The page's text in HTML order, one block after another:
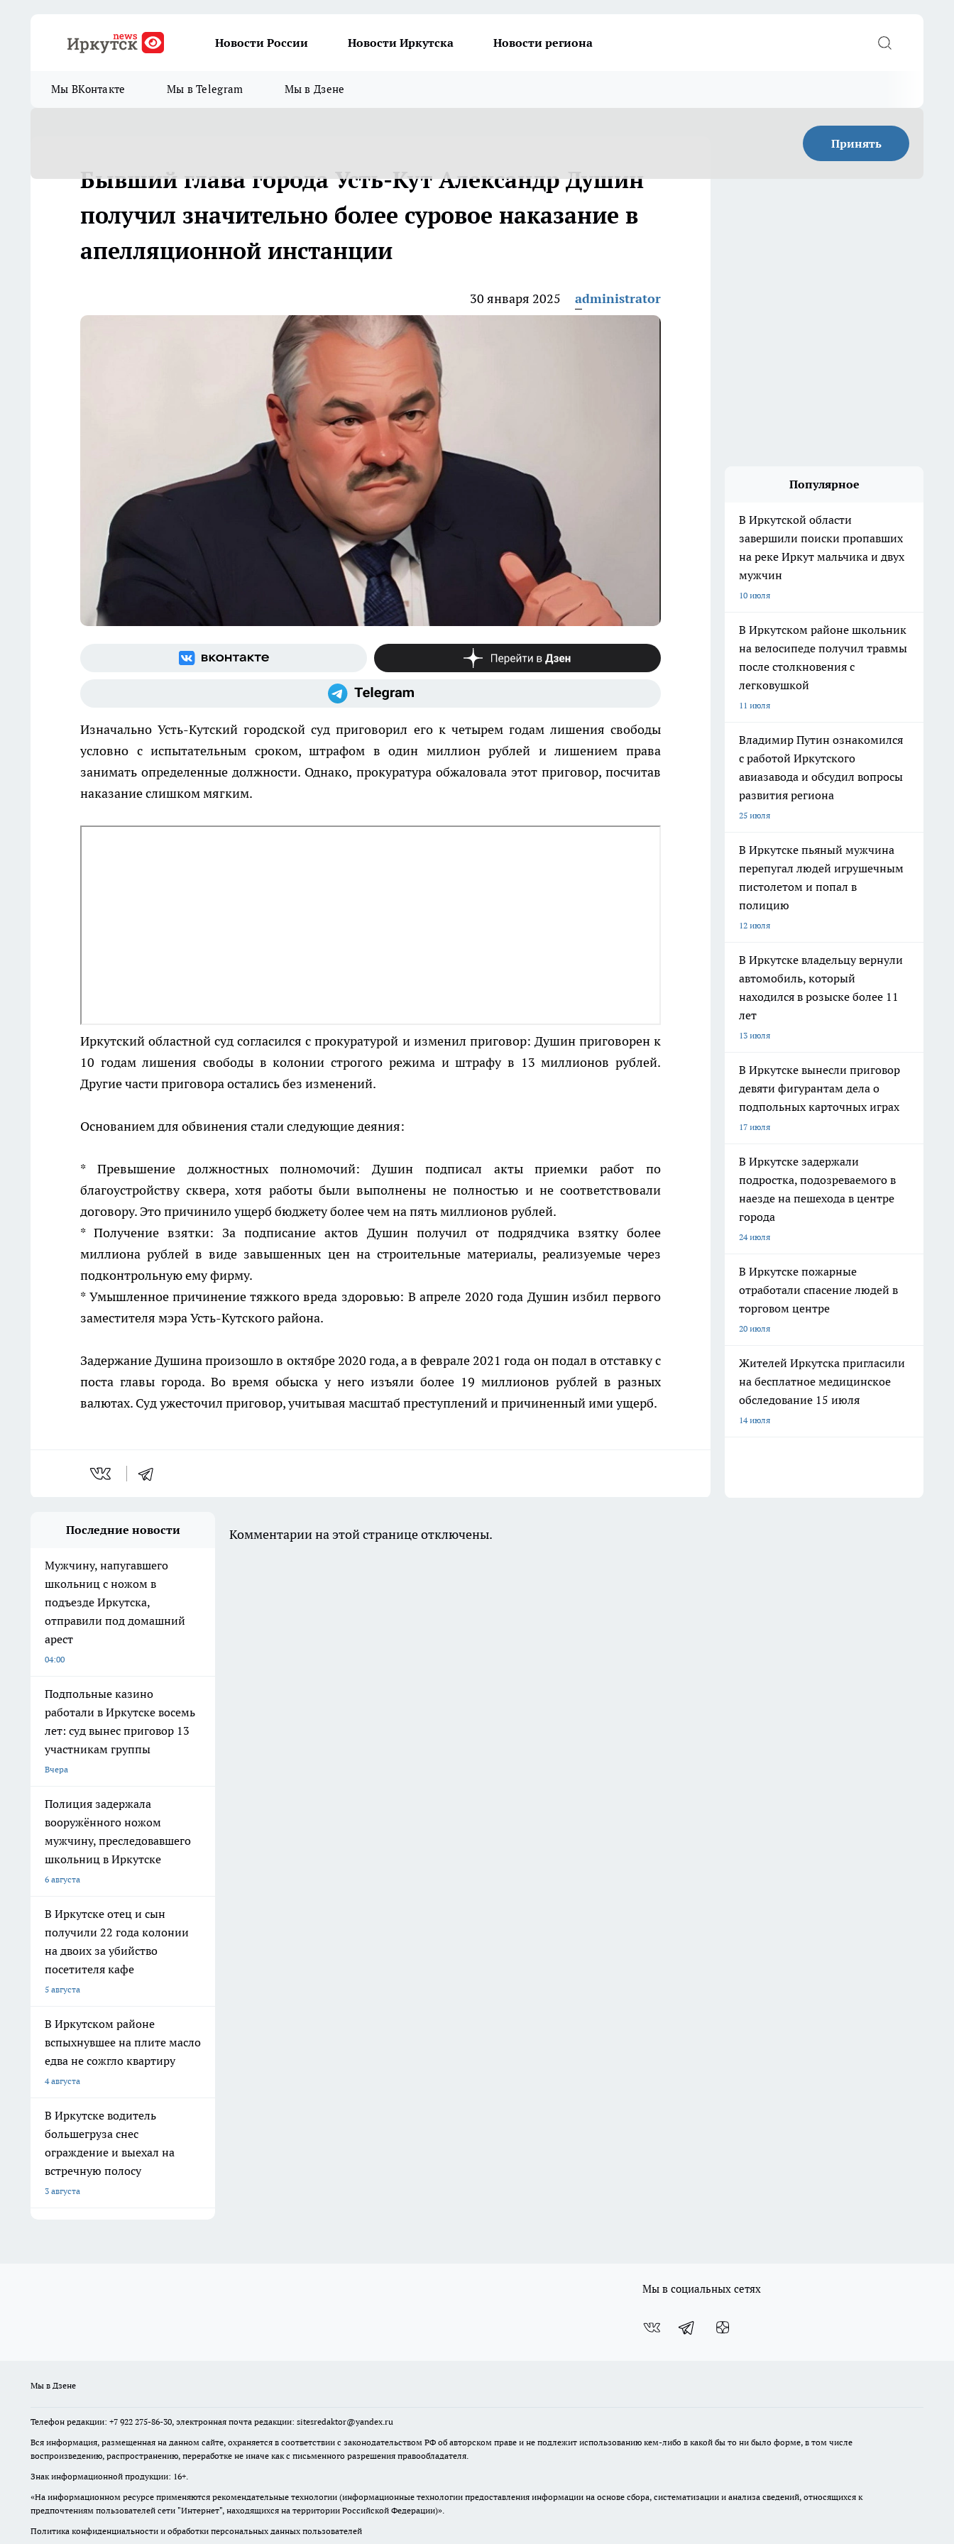
Новости России Новости Иркутска Новости региона
Мы ВКонтакте Мы в Telegram Мы в Дзене
Принять
Бывший глава города Усть-Кут Александр Душин
получил значительно более суровое наказание в
апелляционной инстанции
30 января 2025 administrator
Изначально Усть-Кутский городской суд приговорил его к четырем годам лишения свободы
условно с испытательным сроком, штрафом в один миллион рублей и лишением права
занимать определенные должности. Однако, прокуратура обжаловала этот приговор, посчитав
наказание слишком мягким.
Иркутский областной суд согласился с прокуратурой и изменил приговор: Душин приговорен к
10 годам лишения свободы в колонии строгого режима и штрафу в 13 миллионов рублей.
Другие части приговора остались без изменений.
Основанием для обвинения стали следующие деяния:
* Превышение должностных полномочий: Душин подписал акты приемки работ по
благоустройству сквера, хотя работы были выполнены не полностью и не соответствовали
договору. Это причинило ущерб бюджету более чем на пять миллионов рублей.
* Получение взятки: За подписание актов Душин получил от подрядчика взятку более
миллиона рублей в виде завышенных цен на строительные материалы, реализуемые через
подконтрольную ему фирму.
* Умышленное причинение тяжкого вреда здоровью: В апреле 2020 года Душин избил первого
заместителя мэра Усть-Кутского района.
Задержание Душина произошло в октябре 2020 года, а в феврале 2021 года он подал в отставку с
поста главы города. Во время обыска у него изъяли более 19 миллионов рублей в разных
валютах. Суд ужесточил приговор, учитывая масштаб преступлений и причиненный ими ущерб.
Популярное
В Иркутской области
завершили поиски пропавших
на реке Иркут мальчика и двух
мужчин
10 июля
В Иркутском районе школьник
на велосипеде получил травмы
после столкновения с
легковушкой
11 июля
Владимир Путин ознакомился
с работой Иркутского
авиазавода и обсудил вопросы
развития региона
25 июля
В Иркутске пьяный мужчина
перепугал людей игрушечным
пистолетом и попал в
полицию
12 июля
В Иркутске владельцу вернули
автомобиль, который
находился в розыске более 11
лет
13 июля
В Иркутске вынесли приговор
девяти фигурантам дела о
подпольных карточных играх
17 июля
В Иркутске задержали
подростка, подозреваемого в
наезде на пешехода в центре
города
24 июля
В Иркутске пожарные
отработали спасение людей в
торговом центре
20 июля
Жителей Иркутска пригласили
на бесплатное медицинское
обследование 15 июля
14 июля
Последние новости
Мужчину, напугавшего
школьниц с ножом в
подъезде Иркутска,
отправили под домашний
арест
04:00
Подпольные казино
работали в Иркутске восемь
лет: суд вынес приговор 13
участникам группы
Вчера
Полиция задержала
вооружённого ножом
мужчину, преследовавшего
школьниц в Иркутске
6 августа
В Иркутске отец и сын
получили 22 года колонии
на двоих за убийство
посетителя кафе
5 августа
В Иркутском районе
вспыхнувшее на плите масло
едва не сожгло квартиру
4 августа
В Иркутске водитель
большегруза снес
ограждение и выехал на
встречную полосу
3 августа
Комментарии на этой странице отключены.
Мы в социальных сетях
Мы в Дзене
Телефон редакции: +7 922 275-86-30, электронная почта редакции: sitesredaktor@yandex.ru
Вся информация, размещенная на данном сайте, охраняется в соответствии с законодательством РФ об авторском праве и не подлежит использованию кем-либо в какой бы то ни было форме, в том числе
воспроизведению, распространению, переработке не иначе как с письменного разрешения правообладателя.
Знак информационной продукции: 16+.
«На информационном ресурсе применяются рекомендательные технологии (информационные технологии предоставления информации на основе сбора, систематизации и анализа сведений, относящихся к
предпочтениям пользователей сети "Интернет", находящихся на территории Российской Федерации)».
Политика конфиденциальности и обработки персональных данных пользователей